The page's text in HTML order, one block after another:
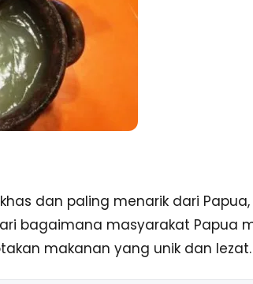
dan paling menarik dari Papua,
bagaimana masyarakat Papua
makanan yang unik dan lezat.